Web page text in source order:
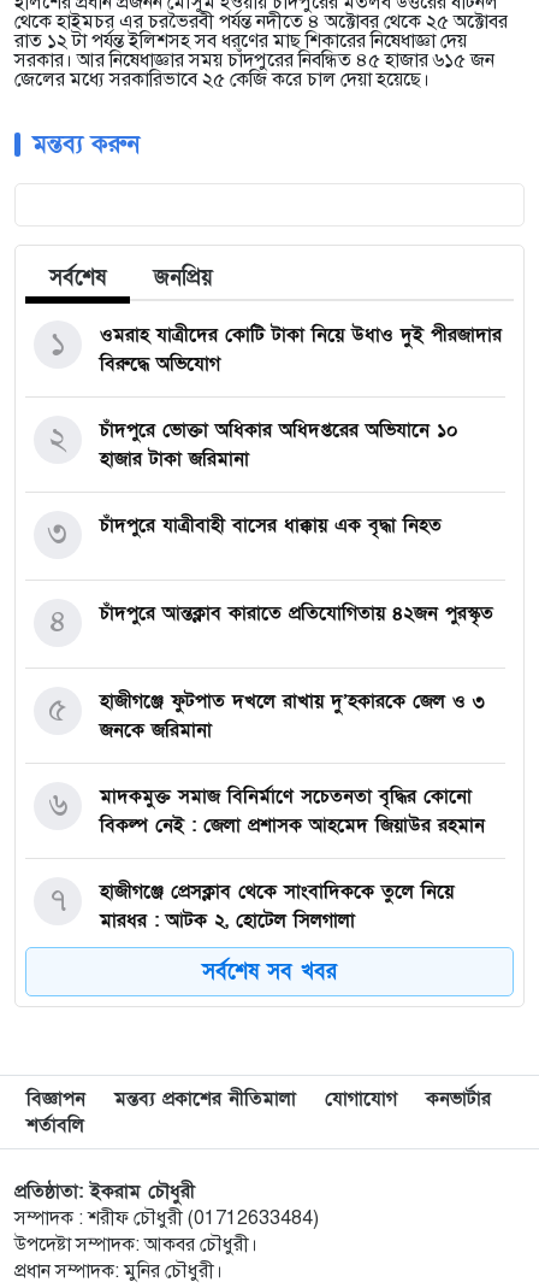
থেকে হাইমচর এর চরভৈরবী পর্যন্ত নদীতে ৪ অক্টোবর থেকে ২৫ অক্টোবর
রাত ১২ টা পর্যন্ত ইলিশসহ সব ধরণের মাছ শিকারের নিষেধাজ্ঞা দেয়
সরকার। আর নিষেধাজ্ঞার সময় চাঁদপুরের নিবন্ধিত ৪৫ হাজার ৬১৫ জন
জেলের মধ্যে সরকারিভাবে ২৫ কেজি করে চাল দেয়া হয়েছে।
মন্তব্য করুন
সর্বশেষ জনপ্রিয়
ওমরাহ যাত্রীদের কোটি টাকা নিয়ে উধাও দুই পীরজাদার
বিরুদ্ধে অভিযোগ
১
চাঁদপুরে ভোক্তা অধিকার অধিদপ্তরের অভিযানে ১০
হাজার টাকা জরিমানা
২
চাঁদপুরে যাত্রীবাহী বাসের ধাক্কায় এক বৃদ্ধা নিহত
৩
চাঁদপুরে আন্তক্লাব কারাতে প্রতিযোগিতায় ৪২জন পুরস্কৃত
৪
হাজীগঞ্জে ফুটপাত দখলে রাখায় দু’হকারকে জেল ও ৩
জনকে জরিমানা
৫
মাদকমুক্ত সমাজ বিনির্মাণে সচেতনতা বৃদ্ধির কোনো
বিকল্প নেই : জেলা প্রশাসক আহমেদ জিয়াউর রহমান
৬
হাজীগঞ্জে প্রেসক্লাব থেকে সাংবাদিককে তুলে নিয়ে
মারধর : আটক ২, হোটেল সিলগালা
৭
মতলব উত্তরে কালাম এন্টারপ্রাইজের মালিককে ২৫
হাজার টাকা জরিমানা
৮
মেরিল প্রথম আলো সমালোচক পুরস্কার ২০২৫ : সেরা
অভিনেতার চূড়ান্ত মনোনয়নে জায়গা করে নিলেন
৯
চাঁদপুরে জাতীয় বিজ্ঞান ও প্রযুক্তি সপ্তাহ উদযাপনের
লক্ষে প্রস্তুতিমূলক সভা
১০
সর্বশেষ সব খবর
বিজ্ঞাপন মন্তব্য প্রকাশের নীতিমালা যোগাযোগ
কনভার্টার
শর্তাবলি
প্রতিষ্ঠাতা: ইকরাম চৌধুরী
সম্পাদক : শরীফ চৌধুরী (01712633484)
উপদেষ্টা সম্পাদক: আকবর চৌধুরী।
প্রধান সম্পাদক: মুনির চৌধুরী।